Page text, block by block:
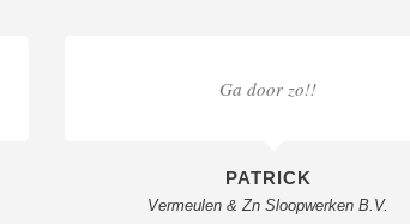
Ga door zo!!
PATRICK
Vermeulen & Zn Sloopwerken B.V.